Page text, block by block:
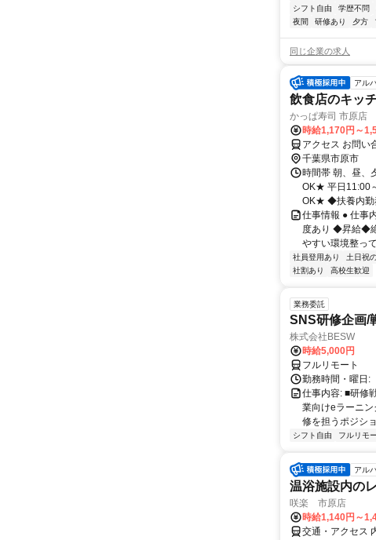
シフト自由
学歴不問
夜間
研修あり 夕方
同じ企業の求人
アル
飲食店のキッ
かっぱ寿司 市原店
時給1,170円～
アクセス お問い
千葉県市原市
時間帯 朝、昼、
OK★ 平日11:00
OK★ ◆扶養内勤
仕事情報 ● 仕事
度あり ◆昇給◆
やすい環境整っ
社員登用あり 土日祝
社割あり
高校生歓迎
業務委託
SNS研修企画/
株式会社BESW
時給5,000円
フルリモート
勤務時間・曜日:
仕事内容: ■研修
業向けeラーニ
修を担うポジシ
シフト自由 フルリモ
アル
温浴施設内の
咲楽 市原店
時給1,140円～
交通・アクセス